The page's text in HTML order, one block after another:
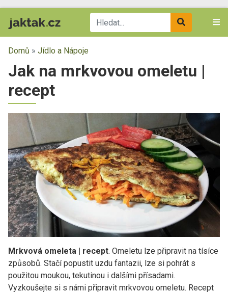
Domů » Jídlo a Nápoje
Jak na mrkvovou omeletu |
recept
Mrkvová omeleta | recept. Omeletu lze připravit na tísíce
způsobů. Stačí popustit uzdu fantazii, lze si pohrát s
použitou moukou, tekutinou i dalšími přísadami.
Vyzkoušejte si s námi připravit mrkvovou omeletu. Recept